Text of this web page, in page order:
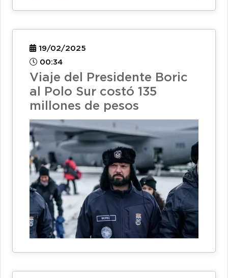
19/02/2025
00:34
Viaje del Presidente Boric
al Polo Sur costó 135
millones de pesos